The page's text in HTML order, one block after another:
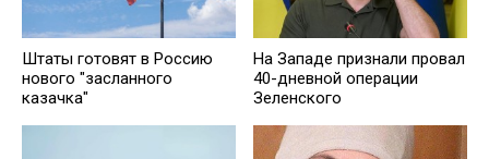
Штаты готовят в Россию
нового "засланного
казачка"
На Западе признали провал
40-дневной операции
Зеленского